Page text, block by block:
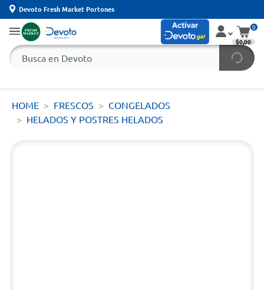
Devoto Fresh Market Portones
0
$0,00
HOME FRESCOS
CONGELADOS
HELADOS Y POSTRES HELADOS